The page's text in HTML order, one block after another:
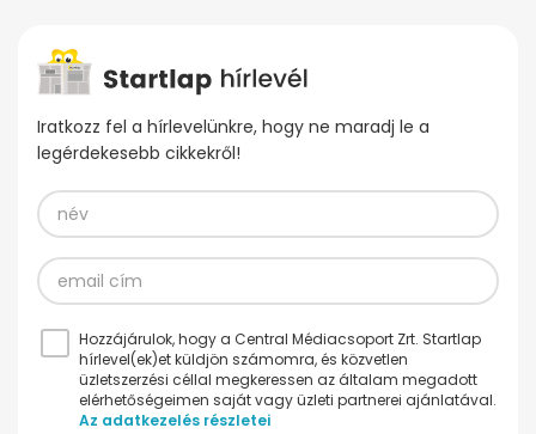
Iratkozz fel a hírlevelünkre, hogy ne maradj le a
legérdekesebb cikkekről!
Hozzájárulok, hogy a Central Médiacsoport Zrt. Startlap
hírlevel(ek)et küldjön számomra, és közvetlen
üzletszerzési céllal megkeressen az általam megadott
elérhetőségeimen saját vagy üzleti partnerei ajánlatával.
Az adatkezelés részletei